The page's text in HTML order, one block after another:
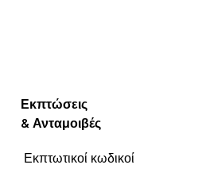
Εκπτώσεις
& Ανταμοιβές
Εκπτωτικοί κωδικοί